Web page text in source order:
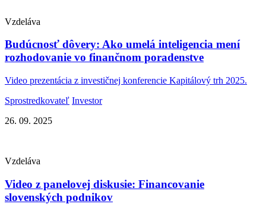
Vzdeláva
Budúcnosť dôvery: Ako umelá inteligencia mení
rozhodovanie vo finančnom poradenstve
Video prezentácia z investičnej konferencie Kapitálový trh 2025.
Sprostredkovateľ Investor
26. 09. 2025
Vzdeláva
Video z panelovej diskusie: Financovanie
slovenských podnikov